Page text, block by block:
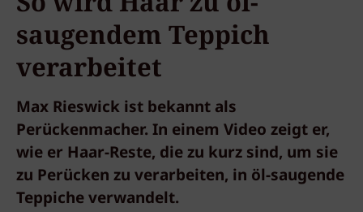
saugendem Teppich
verarbeitet
Max Rieswick ist bekannt als
Perückenmacher. In einem Video zeigt er,
wie er Haar-Reste, die zu kurz sind, um sie
zu Perücken zu verarbeiten, in öl-saugende
Teppiche verwandelt.